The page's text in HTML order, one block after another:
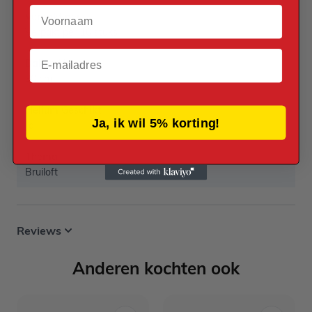
Verpakt per
Ballon Maat
30 cm
Helium Geschikt
Bruiloft
Reviews
Anderen kochten ook
Voornaam
Email
Ja, ik wil 5% korting!